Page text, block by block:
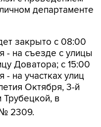
департаменте
закрыто с 08:00
- на съезде с улицы
Доватора; с 15:00
- на участках улиц
Октября, 3-й
в
2309.